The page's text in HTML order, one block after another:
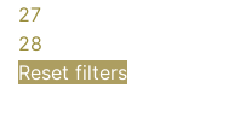
27
28
Reset filters